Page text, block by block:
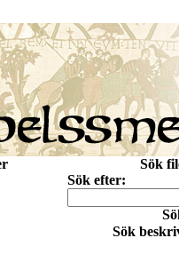
Sök
Sök efter:
Sök